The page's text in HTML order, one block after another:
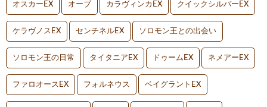
オスカーEX オーブ カラヴィンカEX クイックシルバーEX
ケラヴノスEX センチネルEX ソロモン王との出会い
ソロモン王の日常 タイタニアEX ドゥームEX ネメアーEX
ファロオースEX フォルネウス ベイグラントEX